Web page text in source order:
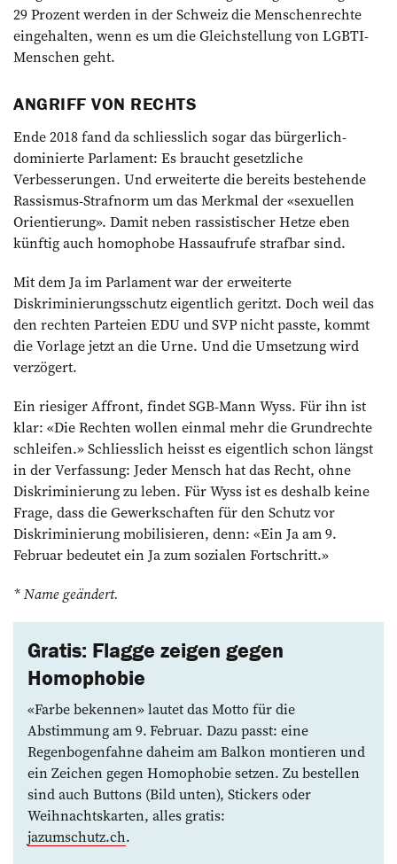
29 Prozent werden in der Schweiz die Menschenrechte
eingehalten, wenn es um die Gleichstellung von LGBTI-
Menschen geht.
ANGRIFF VON RECHTS
Ende 2018 fand da schliesslich sogar das bürgerlich-
dominierte Parlament: Es braucht gesetzliche
Verbesserungen. Und erweiterte die bereits bestehende
Rassismus-Strafnorm um das Merkmal der «sexuellen
Orientierung». Damit neben rassistischer Hetze eben
künftig auch homophobe Hassaufrufe strafbar sind.
Mit dem Ja im Parlament war der erweiterte
Diskriminierungsschutz eigentlich geritzt. Doch weil das
den rechten Parteien EDU und SVP nicht passte, kommt
die Vorlage jetzt an die Urne. Und die Umsetzung wird
verzögert.
Ein riesiger Affront, findet SGB-Mann Wyss. Für ihn ist
klar: «Die Rechten wollen einmal mehr die Grundrechte
schleifen.» Schliesslich heisst es eigentlich schon längst
in der Verfassung: Jeder Mensch hat das Recht, ohne
Diskriminierung zu leben. Für Wyss ist es deshalb keine
Frage, dass die Gewerkschaften für den Schutz vor
Diskriminierung mobilisieren, denn: «Ein Ja am 9.
Februar bedeutet ein Ja zum sozialen Fortschritt.»
* Name geändert.
Gratis: Flagge ­zeigen gegen
­Homophobie
«Farbe bekennen» lautet das Motto für die
Abstimmung am 9. Februar. Dazu passt: eine
Regenbogenfahne daheim am Balkon montieren und
ein Zeichen gegen Homophobie ­setzen. Zu bestellen
sind auch ­Buttons (Bild unten), Stickers oder
Weihnachtskarten, alles gratis:
jazumschutz.ch.